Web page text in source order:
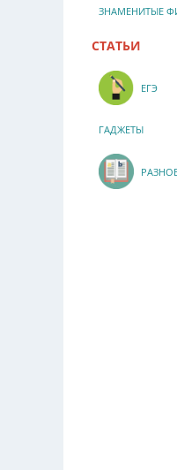
ЗНАМЕНИТЫЕ
СТАТЬИ
ЕГЭ
ГАДЖЕТЫ